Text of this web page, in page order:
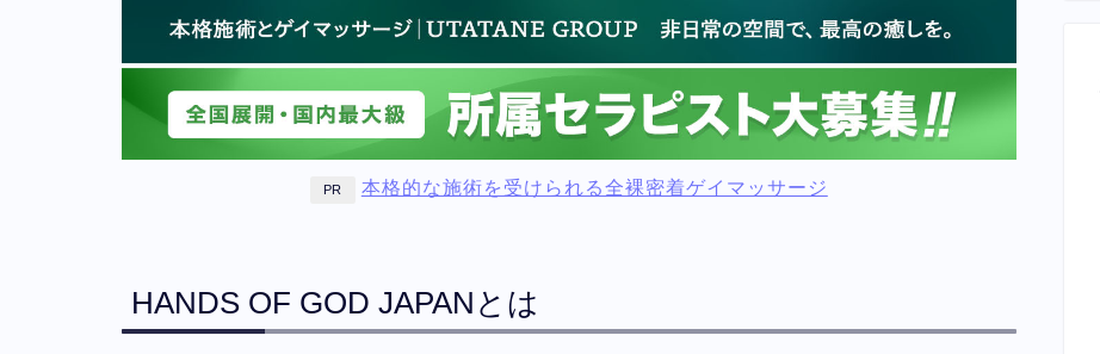
PR 本格的な施術を受けられる全裸密着ゲイマッサージ
HANDS OF GOD JAPANとは